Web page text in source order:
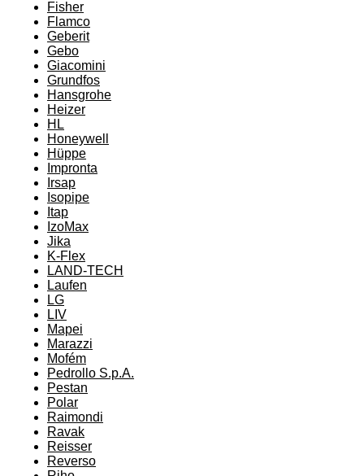
Fisher
Flamco
Geberit
Gebo
Giacomini
Grundfos
Hansgrohe
Heizer
HL
Honeywell
Hüppe
Impronta
Irsap
Isopipe
Itap
IzoMax
Jika
K-Flex
LAND-TECH
Laufen
LG
LIV
Mapei
Marazzi
Mofém
Pedrollo S.p.A.
Pestan
Polar
Raimondi
Ravak
Reisser
Reverso